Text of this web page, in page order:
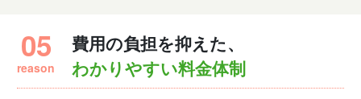
05
reason
費用の負担を抑えた、
わかりやすい料金体制